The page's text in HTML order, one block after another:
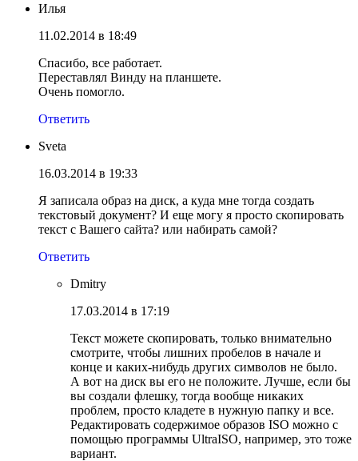
Илья
11.02.2014 в 18:49
Спасибо, все работает.
Переставлял Винду на планшете.
Очень помогло.
Ответить
Sveta
16.03.2014 в 19:33
Я записала образ на диск, а куда мне тогда создать
текстовый документ? И еще могу я просто скопировать
текст с Вашего сайта? или набирать самой?
Ответить
Dmitry
17.03.2014 в 17:19
Текст можете скопировать, только внимательно
смотрите, чтобы лишних пробелов в начале и
конце и каких-нибудь других символов не было.
А вот на диск вы его не положите. Лучше, если бы
вы создали флешку, тогда вообще никаких
проблем, просто кладете в нужную папку и все.
Редактировать содержимое образов ISO можно с
помощью программы UltraISO, например, это тоже
вариант.